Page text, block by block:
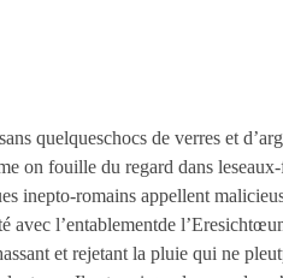
quelqueschocs de verres et
on fouille du regard dans
inepto-romains appellent
avec l’entablementde
et rejetant la pluie qui ne